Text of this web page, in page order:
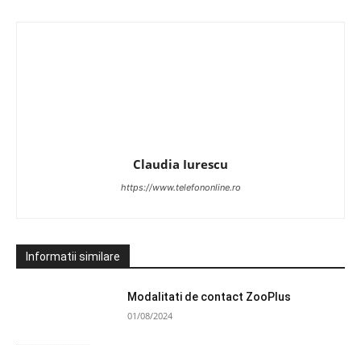
Claudia Iurescu
https://www.telefononline.ro
Informatii similare
Modalitati de contact ZooPlus
01/08/2024